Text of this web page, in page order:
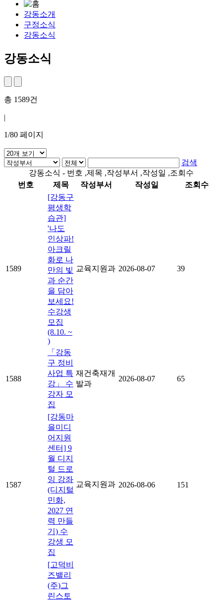
강동소개
구정소식
강동소식
강동소식
총 1589건
|
1/80 페이지
검색
강동소식 - 번호 ,제목 ,작성부서 ,작성일 ,조회수
번호
제목 작성부서 작성일 조회수
1589
[강동구
평생학
습관]
'나도
인상파!
아크릴
화로 나
만의 빛
과 순간
을 담아
보세요!
수강생
모집
(8.10. ~
)
교육지원과 2026-08-07 39
1588
「강동
구 정비
사업 특
강」 수
강자 모
집
재건축재개
발과
2026-08-07 65
1587
[강동마
을미디
어지원
센터] 9
월 디지
털 드로
잉 강좌
(디지털
민화,
2027 연
력 만들
기) 수
강생 모
집
교육지원과 2026-08-06 151
[고덕비
즈밸리
(주)그
린스토